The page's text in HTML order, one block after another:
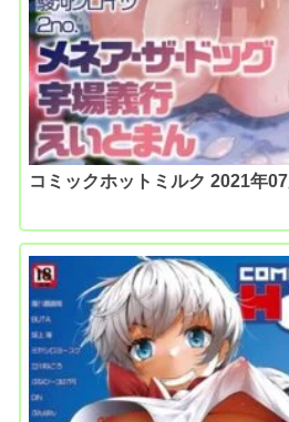
コミックホットミルク 2021年